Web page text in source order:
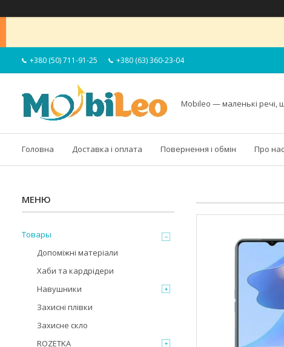
+380 (50) 711-91-25 +380 (63) 360-23-04
Mobileo — маленькі речі,
Головна Доставка і оплата Повернення і обмін Про нас
Товары
Допоміжні матеріали
Хаби та кардрідери
Навушники
Захисні плівки
Захисне скло
ROZETKA